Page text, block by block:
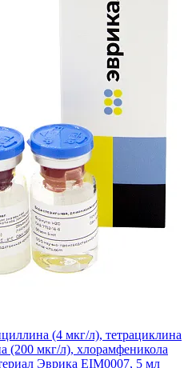
(4 мкг/л), тетрациклина
(200 мкг/л), хлорамфеникола
Эврика EIM0007, 5 мл